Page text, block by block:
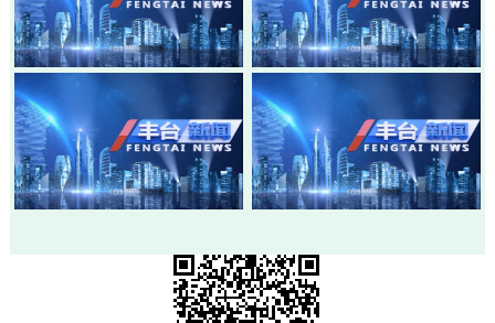
20260803-丰台新闻
20260730-丰台新闻